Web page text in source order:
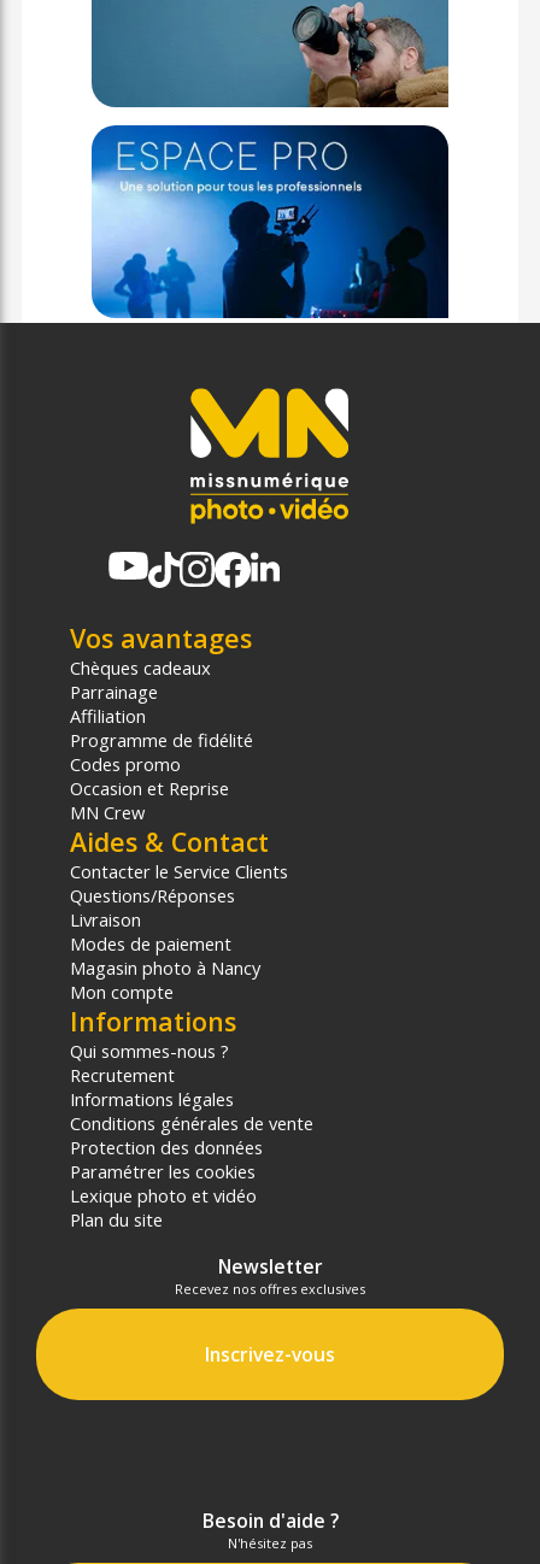
Vos avantages
Chèques cadeaux
Parrainage
Affiliation
Programme de fidélité
Codes promo
Occasion et Reprise
MN Crew
Aides & Contact
Contacter le Service Clients
Questions/Réponses
Livraison
Modes de paiement
Magasin photo à Nancy
Mon compte
Informations
Qui sommes-nous ?
Recrutement
Informations légales
Conditions générales de vente
Protection des données
Paramétrer les cookies
Lexique photo et vidéo
Plan du site
Newsletter
Recevez nos offres exclusives
Inscrivez-vous
Besoin d'aide ?
N'hésitez pas